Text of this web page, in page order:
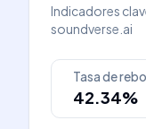
Indicadores
soundverse.ai
Tasa de
42.34%